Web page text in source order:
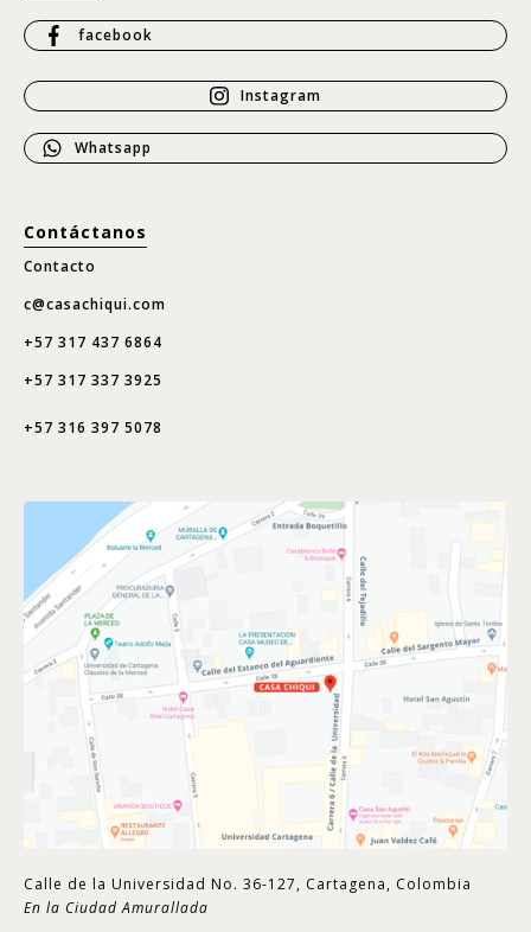
facebook
Instagram
Whatsapp
Contáctanos
Contacto
c@casachiqui.com
+57 317 437 6864
+57 317 337 3925
+57 316 397 5078
Calle de la Universidad No. 36-127, Cartagena, Colombia
En la Ciudad Amurallada